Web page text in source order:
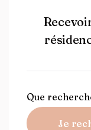
Que
Je